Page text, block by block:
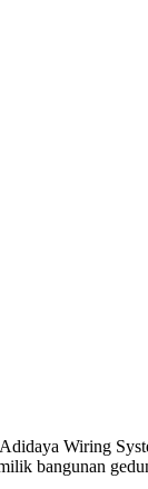
Wiring
bangunan